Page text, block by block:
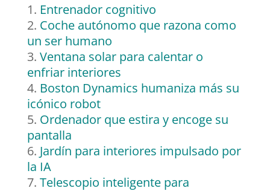
Entrenador cognitivo
Coche autónomo que razona como
un ser humano
Ventana solar para calentar o
enfriar interiores
Boston Dynamics humaniza más su
icónico robot
Ordenador que estira y encoge su
pantalla
Jardín para interiores impulsado por
la IA
Telescopio inteligente para